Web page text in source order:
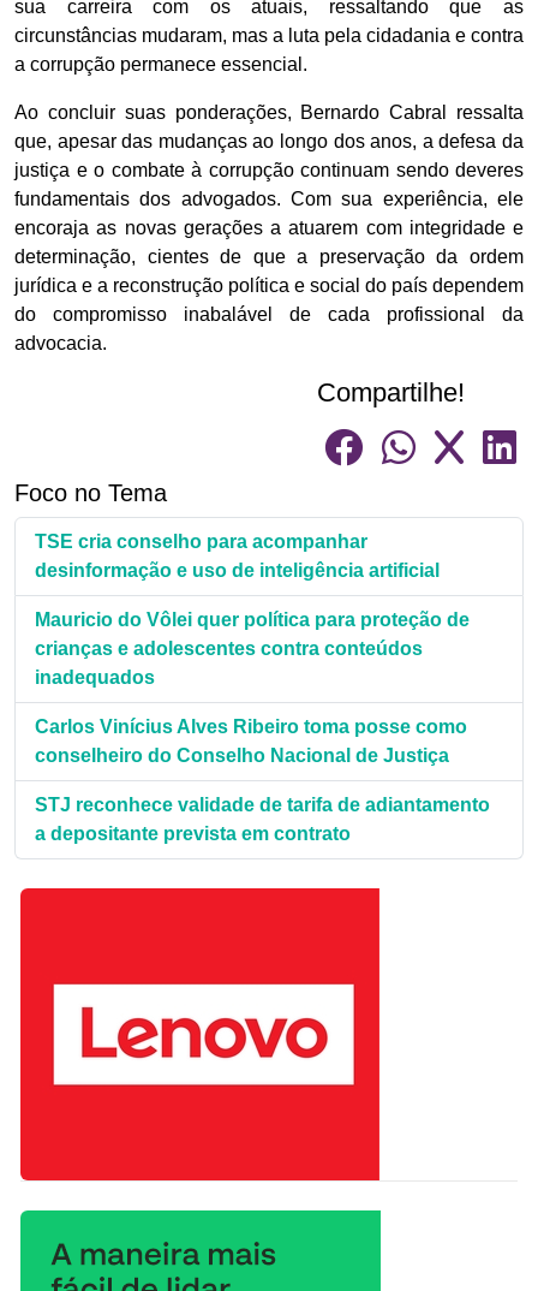
sua carreira com os atuais, ressaltando que as
circunstâncias mudaram, mas a luta pela cidadania e contra
a corrupção permanece essencial.
Ao concluir suas ponderações, Bernardo Cabral ressalta
que, apesar das mudanças ao longo dos anos, a defesa da
justiça e o combate à corrupção continuam sendo deveres
fundamentais dos advogados. Com sua experiência, ele
encoraja as novas gerações a atuarem com integridade e
determinação, cientes de que a preservação da ordem
jurídica e a reconstrução política e social do país dependem
do compromisso inabalável de cada profissional da
advocacia.
Compartilhe!
Foco no Tema
TSE cria conselho para acompanhar
desinformação e uso de inteligência artificial
Mauricio do Vôlei quer política para proteção de
crianças e adolescentes contra conteúdos
inadequados
Carlos Vinícius Alves Ribeiro toma posse como
conselheiro do Conselho Nacional de Justiça
STJ reconhece validade de tarifa de adiantamento
a depositante prevista em contrato